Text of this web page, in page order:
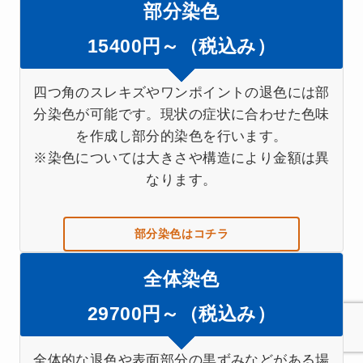
部分染色
15400円～（税込み）
四つ角のスレキズやワンポイントの退色には部
分染色が可能です。現状の症状に合わせた色味
を作成し部分的染色を行います。
※染色については大きさや構造により金額は異
なります。
部分染色はコチラ
全体染色
29700円～（税込み）